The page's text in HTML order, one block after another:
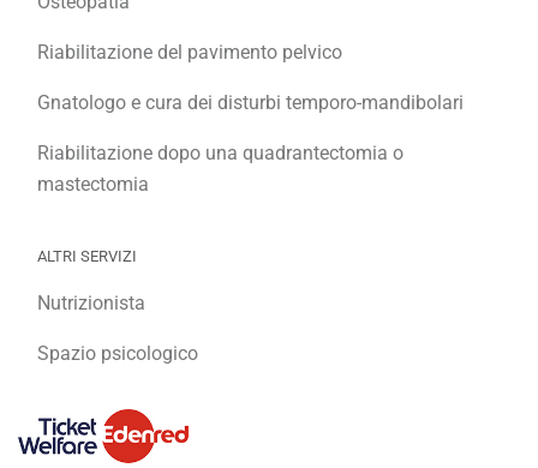
Riabilitazione del pavimento pelvico
Gnatologo e cura dei disturbi temporo-mandibolari
Riabilitazione dopo una quadrantectomia o
mastectomia
ALTRI SERVIZI
Nutrizionista
Spazio psicologico